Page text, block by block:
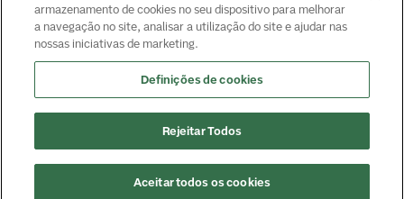
Saber mais
Responsáveis técnicos: Alphaville: Dr. João Paulo Muaccad Gama
- CRM 152994. Liberdade: Dra. Ana Carolina Martins Costa
135237
Agendar consulta
armazenamento de cookies no seu dispositivo para melhorar
a navegação no site, analisar a utilização do site e ajudar nas
nossas iniciativas de marketing.
Definições de cookies
Rejeitar Todos
Aceitar todos os cookies